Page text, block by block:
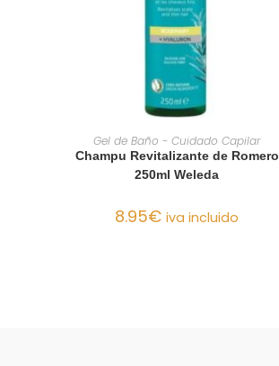
AÑADIR AL CARRITO
Gel de Baño - Cuidado Capilar
Champu Revitalizante de Romero
250ml Weleda
8.95€ iva incluido